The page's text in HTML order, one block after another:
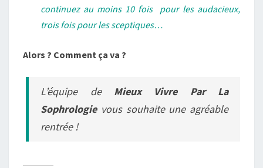
continuez au moins 10 fois pour les audacieux,
trois fois pour les sceptiques…
Alors ? Comment ça va ?
L’équipe de Mieux Vivre Par La
Sophrologievous souhaite une agréable
rentrée !